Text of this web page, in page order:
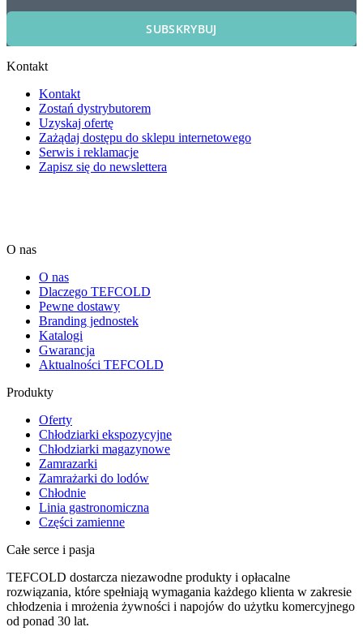
SUBSKRYBUJ
Kontakt
Kontakt
Zostań dystrybutorem
Uzyskaj ofertę
Zażądaj dostępu do sklepu internetowego
Serwis i reklamacje
Zapisz się do newslettera
O nas
O nas
Dlaczego TEFCOLD
Pewne dostawy
Branding jednostek
Katalogi
Gwarancja
Aktualności TEFCOLD
Produkty
Oferty
Chłodziarki ekspozycyjne
Chłodziarki magazynowe
Zamrazarki
Zamrażarki do lodów
Chłodnie
Linia gastronomiczna
Części zamienne
Całe serce i pasja
TEFCOLD dostarcza niezawodne produkty i opłacalne
rozwiązania, które spełniają wymagania każdego klienta w zakresie
chłodzenia i mrożenia żywności i napojów do użytku komercyjnego
od ponad 30 lat.